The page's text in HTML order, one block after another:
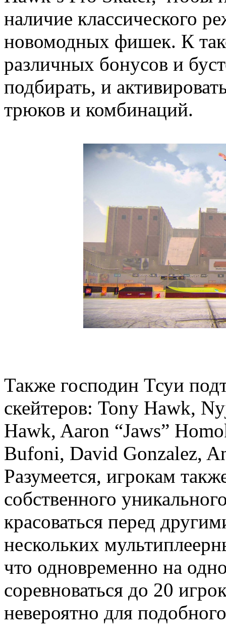
наличие классического
новомодных фишек. К
различных бонусов и
подбирать, и
трюков и комбинаций.
Также господин Тсуи
скейтеров: Tony Hawk,
Hawk, Aaron “Jaws”
Bufoni, David Gonzalez,
Разумеется, игрокам
собственного
красоваться перед
нескольких
что одновременно на
соревноваться до 20
невероятно для